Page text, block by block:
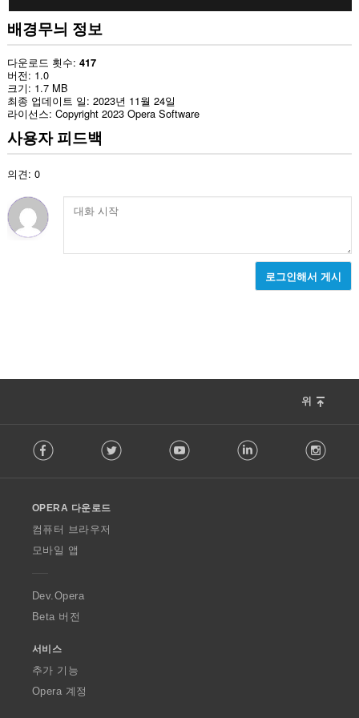
배경무늬 정보
다운로드 횟수 417
버전 1.0
크기 1.7 MB
최종 업데이트 일 2023년 11월 24일
라이선스 Copyright 2023 Opera Software
사용자 피드백
의견: 0
로그인해서 게시
위
o
w
O
p
a
Facebook Twitter Youtube LinkedIn
OPERA 다운로드
컴퓨터 브라우저
모바일 앱
Dev.Opera
Beta 버전
서비스
추가 기능
Opera 계정